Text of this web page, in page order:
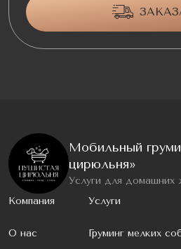
Мобильный
цирюльня»
Услуги для домашних
Компания
О нас
Услуги
Груминг мелких